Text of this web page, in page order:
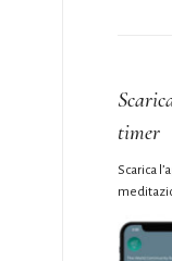
timer
Scarica